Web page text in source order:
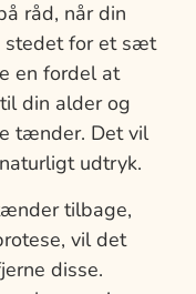
råd, når din
stedet for et sæt
en fordel at
din alder og
tænder. Det vil
udtryk.
tilbage,
vil det
disse.